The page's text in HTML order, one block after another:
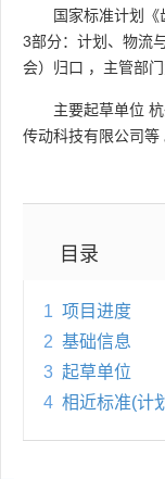
国家标准计划
3部分：计划、物流
会）归口 ，主管部
主要起草单位
传动科技有限公司等
目录
1 项目进度
2 基础信息
3 起草单位
4 相近标准(计